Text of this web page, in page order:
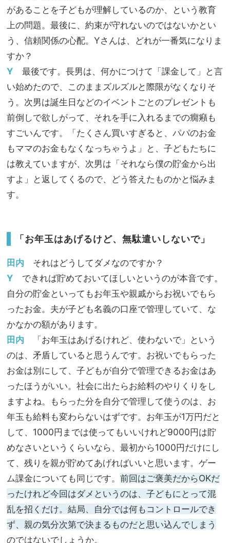
があることを子どもが理解しているのか、という教育
上の問題。最後に、約束が守れないのではないかとい
う、信頼関係の心配。Yさんは、どれが一番気になりま
すか？
Y 最後です。長男は、何かにつけて「課金して」と言
い始めたので、このままズルズルと際限がなくなりそ
う。次男は誕生日などのイベントごとのプレゼントも
前倒しで欲しがって、それを手に入れるまでの癇癪も
すごいんです。「たくさん買いすぎると、パパのお金
もママのお金もなくなっちゃうよ」と、子どもたちに
は教えていますが、次男は「それなら僕の貯金から出
すよ」と返してくるので、どう答えたものかと悩みま
す。
「お年玉はあげるけど、無駄遣いしないで」
田内 それはどうしてダメなのですか？
Y できれば貯めておいてほしいというのが本音です。
自分の貯金といってもお年玉や親戚からお祝いでもら
ったお金。夫が子ども名義の口座で管理していて、な
かなかの額があります。
田内 「お年玉はあげるけれど、使わないで」という
のは、矛盾していると思うんです。お祝いでもらった
お金は別にして、子どもが自分で管理できるお金はあ
ったほうがいい。社会に出たらお給料のやりくりをし
ますよね。もらった分を自分で管理して使うのは、お
年玉も給料も変わらないはずです。お年玉が1万円だと
して、1000円までは使ってもいいけれど9000円は貯
めなさいというくらいなら、最初から1000円だけにし
て、残りを親が貯めてあげればいいと思います。ゲー
ム課金についても同じです。 前回はご褒美だからOKだ
ったけれど今回はダメというのは、子どもにとって混
乱を招くだけ。結局、自分では何もコントロールでき
ず、親の気分次第で決まるものだと思い込んでしまう
のではないでしょうか。